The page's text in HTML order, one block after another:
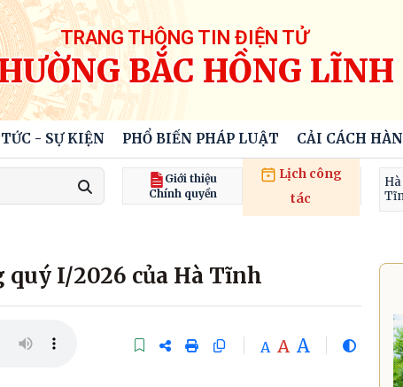
TRANG THÔNG TIN ĐIỆN TỬ
BẮC HỒNG LĨNH
- SỰ KIỆN PHỔ BIẾN PHÁP LUẬT CẢI CÁCH
Giới thiệu
Chính quyền
Lịch công
tác
Hà
I/2026 của Hà Tĩnh
A A A